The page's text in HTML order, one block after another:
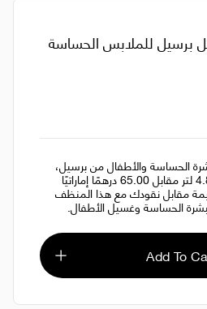
برسيل للملابس الحساسة
الحساسة والأطفال من برسيل،
متوفر الآن بحجم مناسب 4.8 لتر مقابل 65.00 درهمًا إماراتيًا
مقابل نقودك مع هذا المنظف
الحساسة وغسيل الأطفال.
Add To